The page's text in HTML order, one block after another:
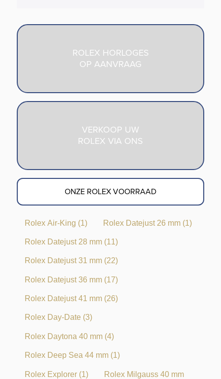
ROLEX HORLOGES
OP AANVRAAG
VERKOOP UW
ROLEX VIA ONS
ONZE ROLEX VOORRAAD
Rolex Air-King (1) Rolex Datejust 26 mm (1)
Rolex Datejust 28 mm (11)
Rolex Datejust 31 mm (22)
Rolex Datejust 36 mm (17)
Rolex Datejust 41 mm (26)
Rolex Day-Date (3)
Rolex Daytona 40 mm (4)
Rolex Deep Sea 44 mm (1)
Rolex Explorer (1) Rolex Milgauss 40 mm